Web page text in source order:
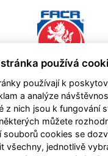
používá
používají k
a analýze
z nich jsou k fungování
můžete
souborů cookies se
všechny, jednotlivě